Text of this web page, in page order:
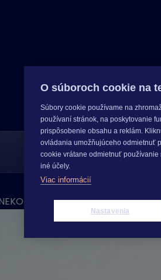
2022 – nové technológie a
O súboroch cookie na
Súbory cookie používame na
používaní stránok, na poskytovanie
prispôsobenie obsahu a reklám.
ovládania umožňujúceho odmietnuť
cookie vrátane odmietnuť
iné účely.
Viac informácií
Nastavenia